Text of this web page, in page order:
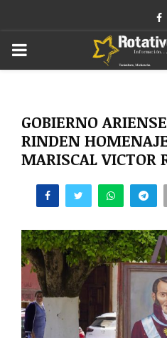
PRIMARY
GOBIERNO
RINDEN
MARISCAL VICTOR